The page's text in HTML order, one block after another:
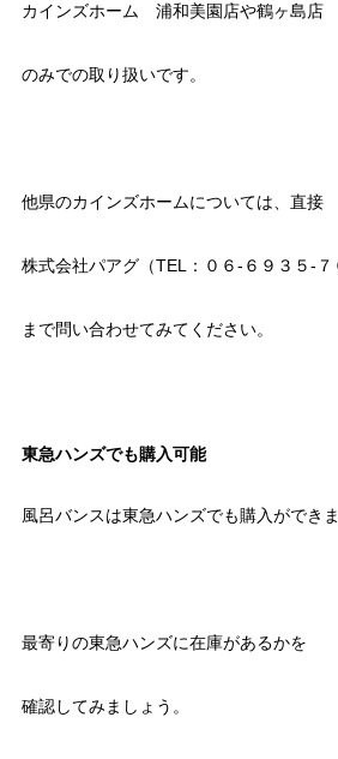
カインズホーム 浦和美園店や鶴ヶ島店
のみでの取り扱いです。
他県のカインズホームについては、直接
株式会社パアグ（TEL：０６-６９３５-７
まで問い合わせてみてください。
東急ハンズでも購入可能
風呂バンスは東急ハンズでも購入ができま
最寄りの東急ハンズに在庫があるかを
確認してみましょう。